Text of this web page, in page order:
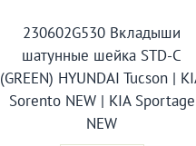
230602G530 Вкладыши
шатунные шейка STD-C
(GREEN) HYUNDAI Tucson |
Sorento NEW | KIA Sportage
NEW